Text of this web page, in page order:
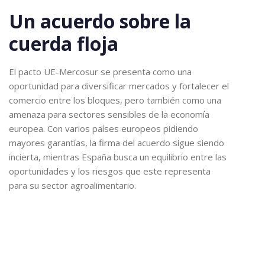
Un acuerdo sobre la
cuerda floja
El pacto UE-Mercosur se presenta como una
oportunidad para diversificar mercados y fortalecer el
comercio entre los bloques, pero también como una
amenaza para sectores sensibles de la economía
europea. Con varios países europeos pidiendo
mayores garantías, la firma del acuerdo sigue siendo
incierta, mientras España busca un equilibrio entre las
oportunidades y los riesgos que este representa
para su sector agroalimentario.